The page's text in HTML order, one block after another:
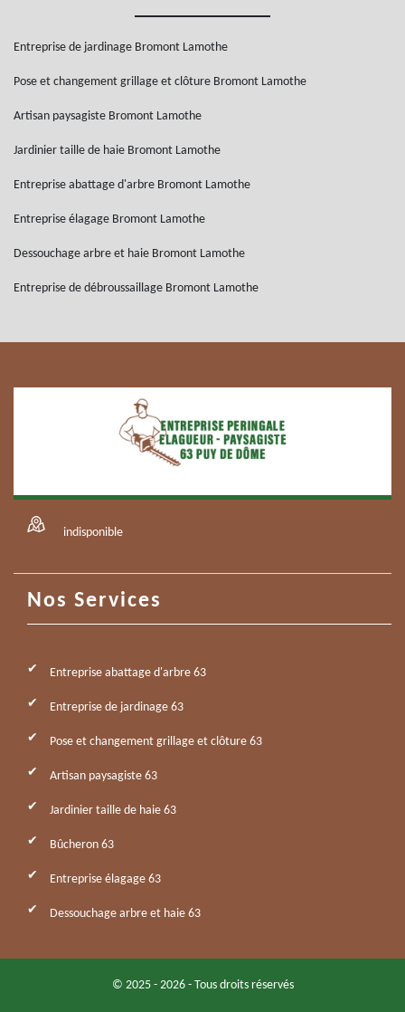
Entreprise de jardinage Bromont Lamothe
Pose et changement grillage et clôture Bromont Lamothe
Artisan paysagiste Bromont Lamothe
Jardinier taille de haie Bromont Lamothe
Entreprise abattage d'arbre Bromont Lamothe
Entreprise élagage Bromont Lamothe
Dessouchage arbre et haie Bromont Lamothe
Entreprise de débroussaillage Bromont Lamothe
indisponible
Nos Services
Entreprise abattage d'arbre 63
Entreprise de jardinage 63
Pose et changement grillage et clôture 63
Artisan paysagiste 63
Jardinier taille de haie 63
Bûcheron 63
Entreprise élagage 63
Dessouchage arbre et haie 63
© 2025 - 2026 - Tous droits réservés